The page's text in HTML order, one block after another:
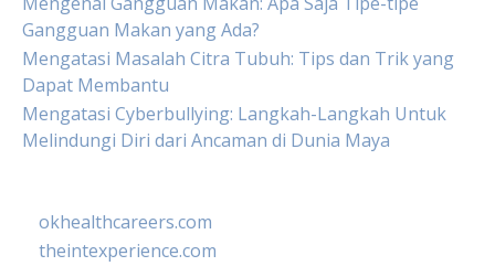
Gangguan Makan yang Ada?
Mengatasi Masalah Citra Tubuh: Tips dan Trik yang
Dapat Membantu
Mengatasi Cyberbullying: Langkah-Langkah Untuk
Melindungi Diri dari Ancaman di Dunia Maya
okhealthcareers.com
theintexperience.com